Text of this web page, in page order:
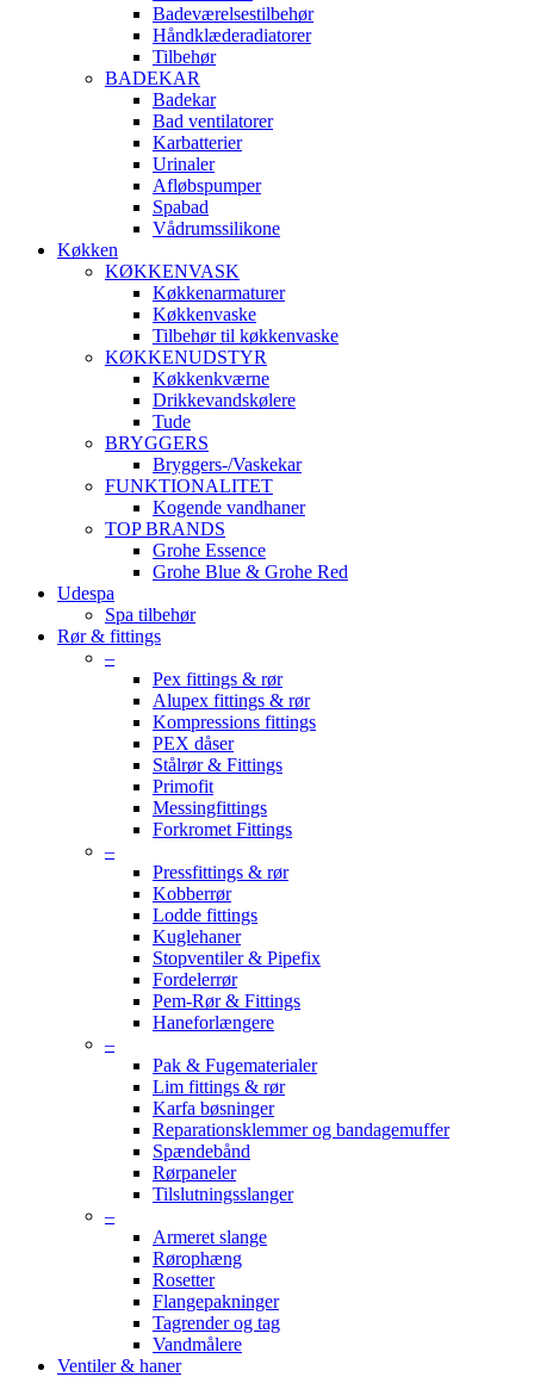
Badeværelsestilbehør
Håndklæderadiatorer
Tilbehør
BADEKAR
Badekar
Bad ventilatorer
Karbatterier
Urinaler
Afløbspumper
Spabad
Vådrumssilikone
Køkken
KØKKENVASK
Køkkenarmaturer
Køkkenvaske
Tilbehør til køkkenvaske
KØKKENUDSTYR
Køkkenkværne
Drikkevandskølere
Tude
BRYGGERS
Bryggers-/Vaskekar
FUNKTIONALITET
Kogende vandhaner
TOP BRANDS
Grohe Essence
Grohe Blue & Grohe Red
Udespa
Spa tilbehør
Rør & fittings
–
Pex fittings & rør
Alupex fittings & rør
Kompressions fittings
PEX dåser
Stålrør & Fittings
Primofit
Messingfittings
Forkromet Fittings
–
Pressfittings & rør
Kobberrør
Lodde fittings
Kuglehaner
Stopventiler & Pipefix
Fordelerrør
Pem-Rør & Fittings
Haneforlængere
–
Pak & Fugematerialer
Lim fittings & rør
Karfa bøsninger
Reparationsklemmer og bandagemuffer
Spændebånd
Rørpaneler
Tilslutningsslanger
–
Armeret slange
Rørophæng
Rosetter
Flangepakninger
Tagrender og tag
Vandmålere
Ventiler & haner